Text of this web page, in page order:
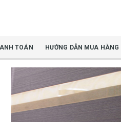
TOÁN HƯỚNG DẪN MUA HÀNG